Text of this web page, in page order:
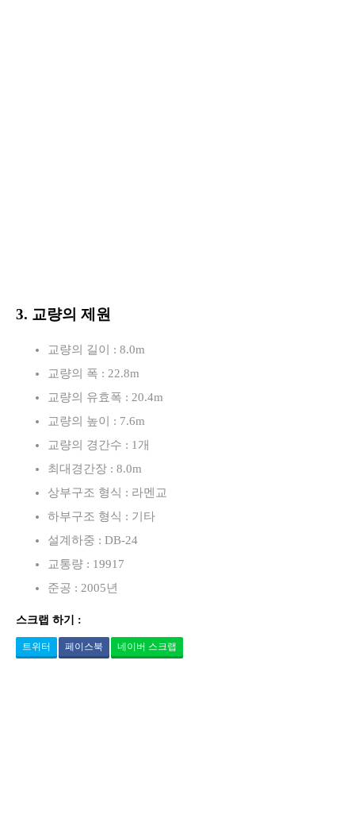
3. 교량의 제원
교량의 길이 : 8.0m
교량의 폭 : 22.8m
교량의 유효폭 : 20.4m
교량의 높이 : 7.6m
교량의 경간수 : 1개
최대경간장 : 8.0m
상부구조 형식 : 라멘교
하부구조 형식 : 기타
설계하중 : DB-24
교통량 : 19917
준공 : 2005년
스크랩 하기 :
트위터 페이스북 네이버 스크랩